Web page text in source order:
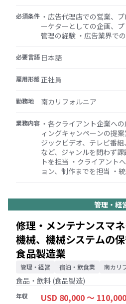
必須条件 ・広告代理店での営業、
ーケターとしての企画、
管理の経験 ・広告業界で
必要言語 日本語
雇用形態 正社員
勤務地 南カリフォルニア
業務内容 ・各クライアント企業へ
ィングキャンペーンの提
ジックビデオ、テレビ番
など、ジャンルを問わず
トを担当 ・クライアント
ョン、制作までを担当 ・
フを統括し、プロジェク
シャルメディアとマスメ
ンデッドエンターテイメ
ョン課題の解決
管理・経
修理・メンテナンスマネ
機械、機械システムの
食品製造業
管理・経営 宿泊・飲食業 南カリ
食品・飲料 (食品製造)
年収 USD 80,000 〜 110,000